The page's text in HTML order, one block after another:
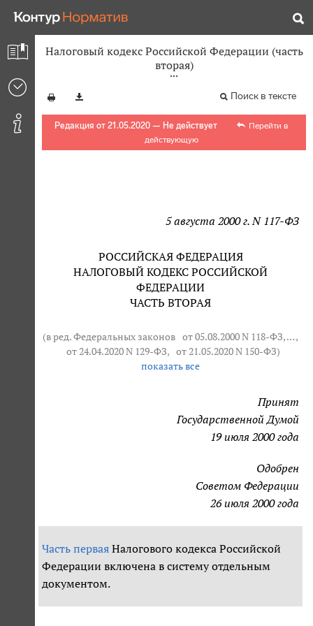
Налоговый кодекс Российской Федерации (часть
вторая)
Поиск в тексте
Редакция от 21.05.2020 — Не действует
Перейти в
действующую
5 августа 2000 г. N 117-ФЗ
РОССИЙСКАЯ ФЕДЕРАЦИЯ
НАЛОГОВЫЙ КОДЕКС РОССИЙСКОЙ
ФЕДЕРАЦИИ
ЧАСТЬ ВТОРАЯ
(в ред. Федеральных законов от 05.08.2000 N 118-ФЗ, … ,
от 24.04.2020 N 129-ФЗ, от 21.05.2020 N 150-ФЗ)
показать все
Принят
Государственной Думой
19 июля 2000 года
Одобрен
Советом Федерации
26 июля 2000 года
Часть первая Налогового кодекса Российской
Федерации включена в систему отдельным
документом.